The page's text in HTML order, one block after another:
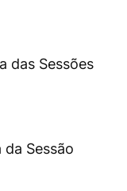
das Sessões
da Sessão